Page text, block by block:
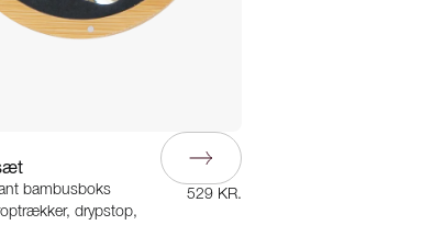
bambusboks
drypstop,
529 KR.